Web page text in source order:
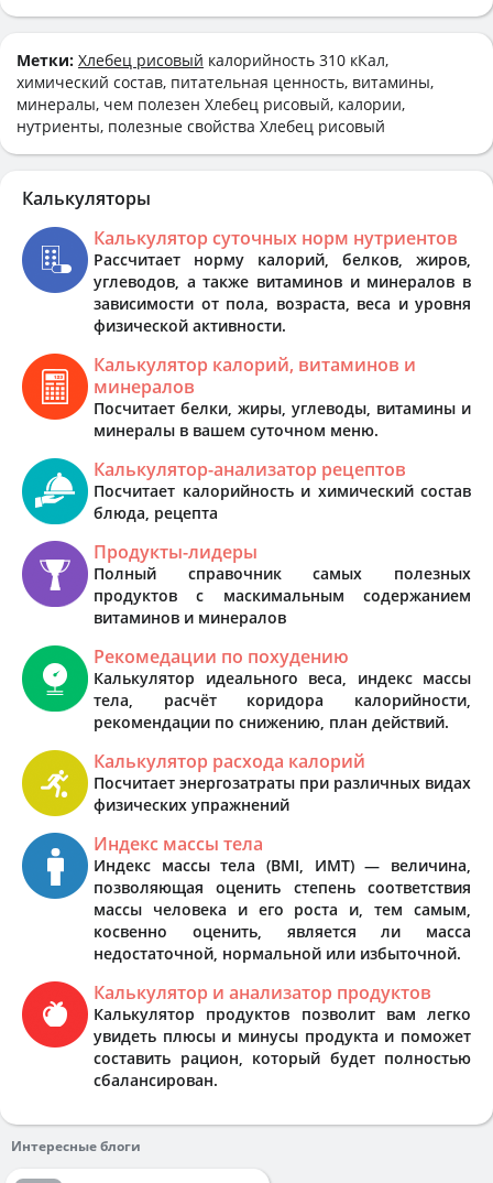
Метки: Хлебец рисовый калорийность 310 кКал,
химический состав, питательная ценность, витамины,
минералы, чем полезен Хлебец рисовый, калории,
нутриенты, полезные свойства Хлебец рисовый
Калькуляторы
Калькулятор суточных норм нутриентов
Рассчитает норму калорий, белков, жиров,
углеводов, а также витаминов и минералов в
зависимости от пола, возраста, веса и уровня
физической активности.
Калькулятор калорий, витаминов и
минералов
Посчитает белки, жиры, углеводы, витамины и
минералы в вашем суточном меню.
Калькулятор-анализатор рецептов
Посчитает калорийность и химический состав
блюда, рецепта
Продукты-лидеры
Полный справочник самых полезных
продуктов с маскимальным содержанием
витаминов и минералов
Рекомедации по похудению
Калькулятор идеального веса, индекс массы
тела, расчёт коридора калорийности,
рекомендации по снижению, план действий.
Калькулятор расхода калорий
Посчитает энергозатраты при различных видах
физических упражнений
Индекс массы тела
Индекс массы тела (BMI, ИМТ) — величина,
позволяющая оценить степень соответствия
массы человека и его роста и, тем самым,
косвенно оценить, является ли масса
недостаточной, нормальной или избыточной.
Калькулятор и анализатор продуктов
Калькулятор продуктов позволит вам легко
увидеть плюсы и минусы продукта и поможет
составить рацион, который будет полностью
сбалансирован.
Интересные блоги